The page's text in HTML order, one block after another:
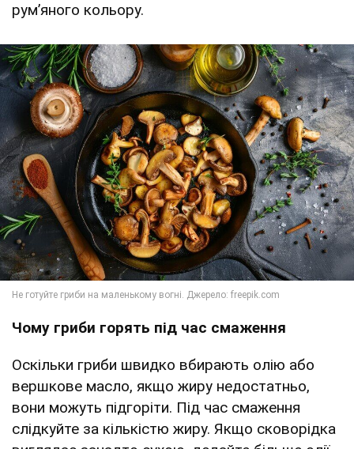
рум’яного кольору.
Чому гриби горять під час смаження
Оскільки гриби швидко вбирають олію або
вершкове масло, якщо жиру недостатньо,
вони можуть підгоріти. Під час смаження
слідкуйте за кількістю жиру. Якщо сковорідка